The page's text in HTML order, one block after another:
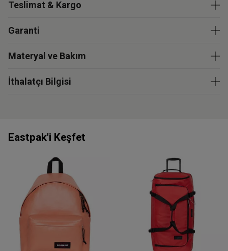
Teslimat & Kargo
Garanti
Materyal ve Bakım
İthalatçı Bilgisi
Eastpak'i Keşfet